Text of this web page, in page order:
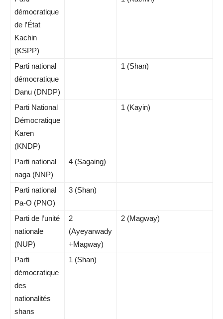
démocratique
de l’État
Kachin
(KSPP)
Parti national
démocratique
Danu (DNDP)
1 (Shan)
Parti National
Démocratique
Karen
(KNDP)
1 (Kayin)
Parti national
naga (NNP)
4 (Sagaing)
Parti national
Pa-O (PNO)
3 (Shan)
Parti de l’unité
nationale
(NUP)
2
(Ayeyarwady
+Magway)
2 (Magway)
Parti
démocratique
des
nationalités
shans
1 (Shan)